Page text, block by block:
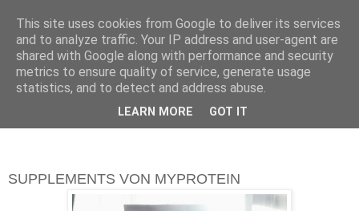
SUPPLEMENTS VON MYPROTEIN
This site uses cookies from Google to deliver its services
and to analyze traffic. Your IP address and user-agent are
shared with Google along with performance and security
metrics to ensure quality of service, generate usage
statistics, and to detect and address abuse.
LEARN MORE GOT IT